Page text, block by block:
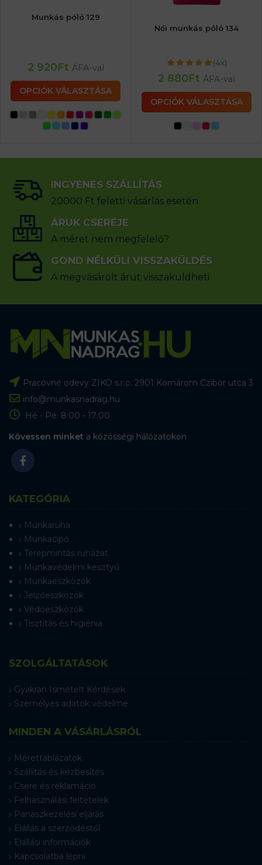
Munkás póló 129
2 920Ft ÁFA-val
OPCIÓK VÁLASZTÁSA
Női munkás póló 134
(4x)
2 880Ft ÁFA-val
OPCIÓK VÁLASZTÁSA
INGYENES SZÁLLÍTÁS
20000 Ft feletti vásárlás esetén
ÁRUK CSERÉJE
A méret nem megfelelő?
GOND NÉLKÜLI VISSZAKÜLDÉS
A megvásárolt árut visszaküldheti
Pracovné odevy ZIKO s.r.o. 2901 Komárom Czibor utca 3
info@munkasnadrag.hu
Hé - Pé: 8:00 - 17:00
Kövessen minket a közösségi hálózatokon
KATEGÓRIA
Munkaruha
Munkacipő
Terepmintás ruházat
Munkavédelmi kesztyű
Munkaeszközök
Jelzőeszközök
Védőeszközök
Tisztítás és higiénia
SZOLGÁLTATÁSOK
Gyakran Ismételt Kérdések
Személyes adatok védelme
MINDEN A VÁSÁRLÁSRÓL
Mérettáblázatok
Szállítás és kézbesítés
Csere és reklamáció
Felhasználási feltételek
Panaszkezelési eljárás
Elállás a szerződéstől
Elállási információk
Kapcsolatba lépni